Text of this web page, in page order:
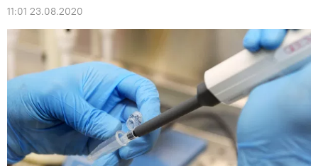
11:01 23.08.2020